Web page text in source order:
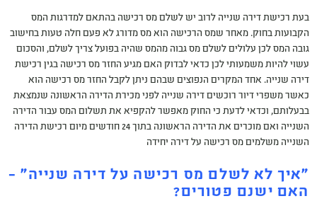
בעת רכישת דירה שנייה לרוב יש לשלם מס רכישה בהתאם למדרגות המס
הקבועות בחוק. מאחר שמס הרכישה הוא מס מדורג לא פעם חלה טעות בחישוב
גובה המס לכן עלולים לשלם מס גבוה מהמס שהיה בפועל צריך לשלם, והסכום
עשוי להיות משמעותי לכן כדאי לבדוק האם מגיע החזר מס רכישה בגין רכישת
דירה שנייה. אחד המקרים הנפוצים שבהם ניתן לקבל החזר מס רכישה הוא
כאשר משפרי דיור רוכשים דירה שנייה לפני מכירת הדירה הראשונה שנמצאת
בבעלותם, וכדאי לדעת כי החוק מאפשר להקפיא את תשלום המס עבור הדירה
השנייה ואם מוכרים את הדירה הראשונה בתוך 24 חודשים מיום רכישת הדירה
השנייה משלמים מס רכישה על דירה יחידה
"איך לא לשלם מס רכישה על דירה שנייה" –
האם ישנם פטורים?